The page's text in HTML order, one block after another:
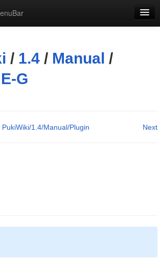
/ 1.4 / Manual /
E-G
Next
PukiWiki/1.4/Manual/Plugin